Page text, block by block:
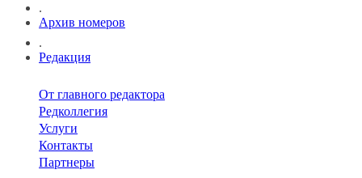
.
Архив номеров
.
Редакция
От главного редактора
Редколлегия
Услуги
Контакты
Партнеры